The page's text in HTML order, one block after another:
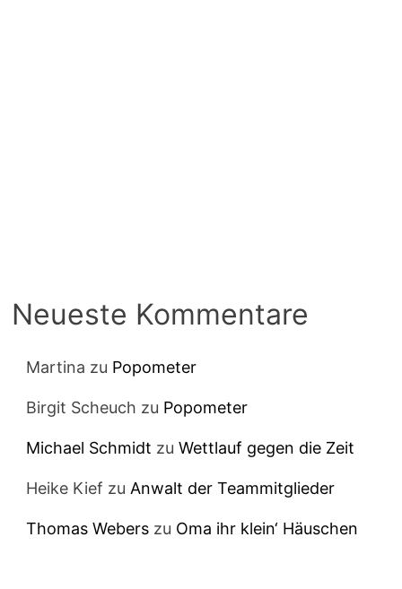
Neueste Kommentare
Martina zu Popometer
Birgit Scheuch zu Popometer
Michael Schmidt zuWettlauf gegen die Zeit
Heike Kief zuAnwalt der Teammitglieder
Thomas Webers zu Oma ihr klein‘ Häuschen